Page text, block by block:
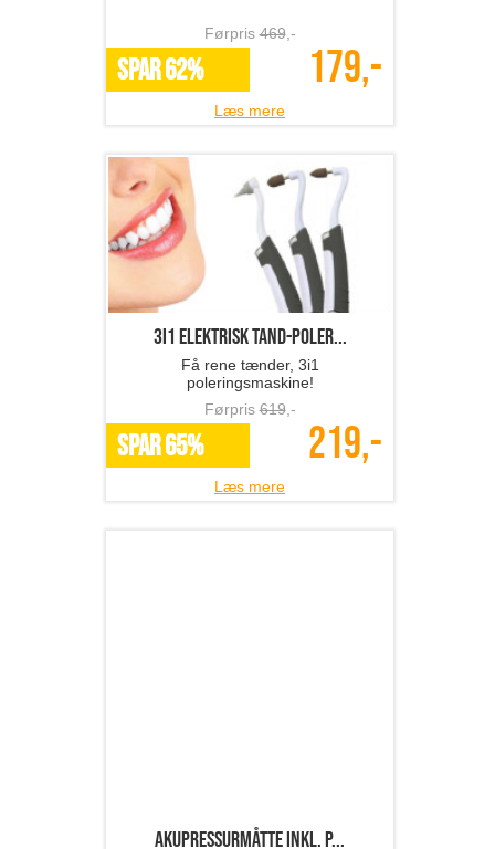
Førpris469,-
SPAR 62% 179,-
Læs mere
3i1 elektrisk tand-poler...
Få rene tænder, 3i1
poleringsmaskine!
Førpris619,-
SPAR 65% 219,-
Læs mere
SPAR 63% 289,-